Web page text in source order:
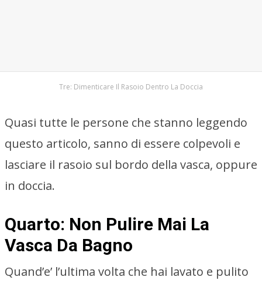
Tre: Dimenticare Il Rasoio Dentro La Doccia
Quasi tutte le persone che stanno leggendo
questo articolo, sanno di essere colpevoli e
lasciare il rasoio sul bordo della vasca, oppure
in doccia.
Quarto: Non Pulire Mai La
Vasca Da Bagno
Quand’e’ l’ultima volta che hai lavato e pulito